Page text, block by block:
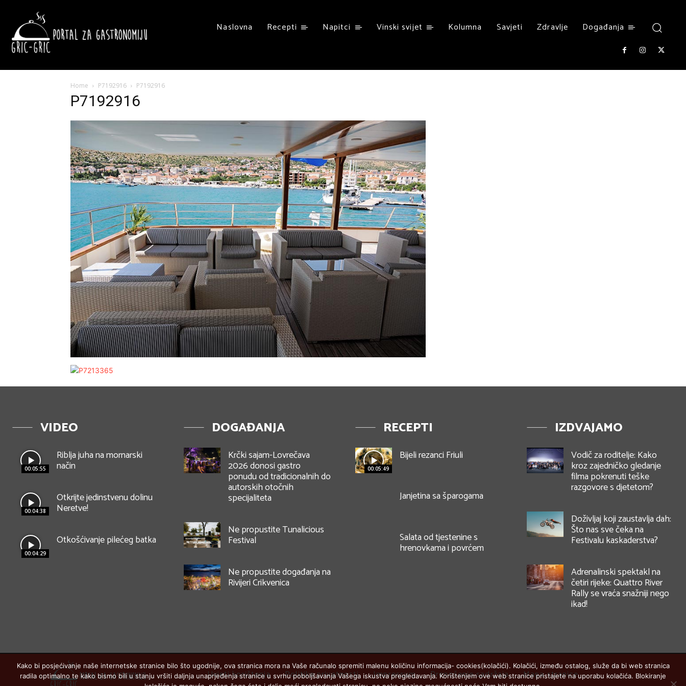
Naslovna Recepti Napitci Vinski svijet Kolumna Savjeti Zdravlje Događanja
Home P7192916 P7192916
P7192916
VIDEO
00:05:55
Riblja juha na mornarski
način
00:04:38
Otkrijte jedinstvenu dolinu
Neretve!
00:04:29
Otkošćivanje pilećeg batka
DOGAĐANJA
Krčki sajam-Lovrečava
2026 donosi gastro
ponudu od tradicionalnih do
autorskih otočnih
specijaliteta
Ne propustite Tunalicious
Festival
Ne propustite događanja na
Rivijeri Crikvenica
RECEPTI
00:05:49
Bijeli rezanci Friuli
Janjetina sa šparogama
Salata od tjestenine s
hrenovkama i povrćem
IZDVAJAMO
Vodič za roditelje: Kako
kroz zajedničko gledanje
filma pokrenuti teške
razgovore s djetetom?
Doživljaj koji zaustavlja dah:
Što nas sve čeka na
Festivalu kaskaderstva?
Adrenalinski spektakl na
četiri rijeke: Quattro River
Rally se vraća snažniji nego
ikad!
Uvjeti korištenja Politika privatnosti Impressum Prenošenje sadržaja Mapa stranice
Kako bi posjećivanje naše internetske stranice bilo što ugodnije, ova stranica mora na Vaše računalo spremiti malenu količinu informacija- cookies(kolačići). Kolačići, između ostalog, služe da bi web stranica
radila optimalno te kako bismo bili u stanju vršiti daljnja unaprjeđenja stranice u svrhu poboljšavanja Vašega iskustva pregledavanja. Korištenjem ove web stranice pristajete na uporabu kolačića. Blokiranje